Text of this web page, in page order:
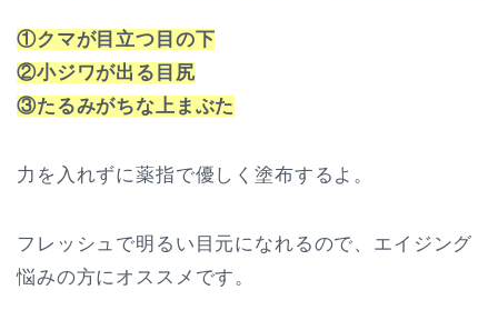
①クマが目立つ目の下
②小ジワが出る目尻
③たるみがちな上まぶた
力を入れずに薬指で優しく塗布するよ。
フレッシュで明るい目元になれるので、エイジング
悩みの方にオススメです。